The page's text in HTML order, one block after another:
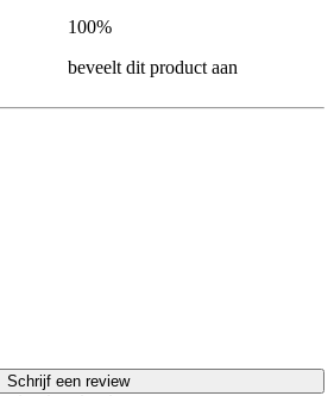
100%
beveelt dit product aan
Schrijf een review